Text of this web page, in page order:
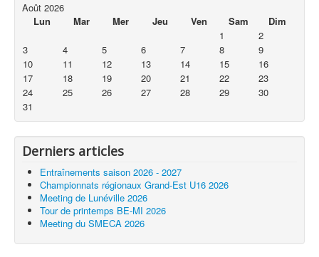
Août 2026
Lun
Mar Mer Jeu Ven Sam
Dim
1
2
3
4 5 6 7 8
9
10
11 12 13 14 15
16
17
18 19 20 21 22
23
24
25 26 27 28 29
30
31
Derniers articles
Entraînements saison 2026 - 2027
Championnats régionaux Grand-Est U16 2026
Meeting de Lunéville 2026
Tour de printemps BE-MI 2026
Meeting du SMECA 2026